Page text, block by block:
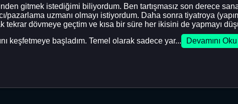
gitmek istediğimi biliyordum. Ben tartışmasız son derece
pazarlama uzmanı olmayı istiyordum. Daha sonra tiyatroya
dövmeye geçtim ve kısa bir süre her ikisini de yapmayı
keşfetmeye başladım. Temel olarak sadece yar...
Devamını Oku